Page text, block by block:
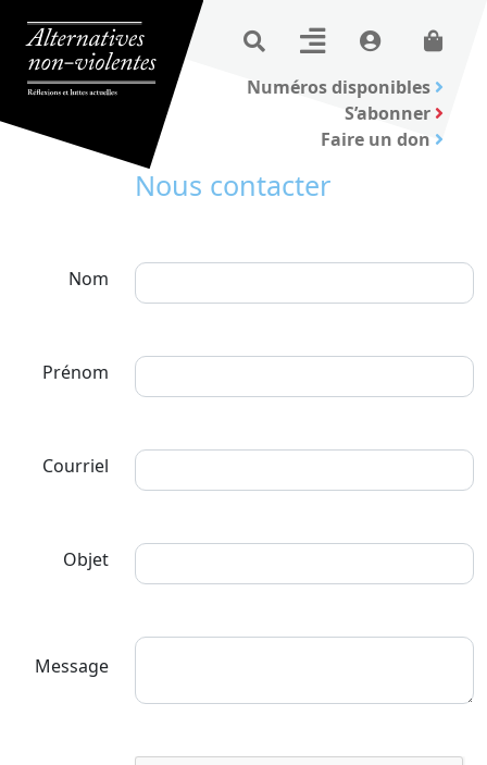
Numéros disponibles
S’abonner
Faire un don
Nous contacter
Nom
Prénom
Courriel
Objet
Message